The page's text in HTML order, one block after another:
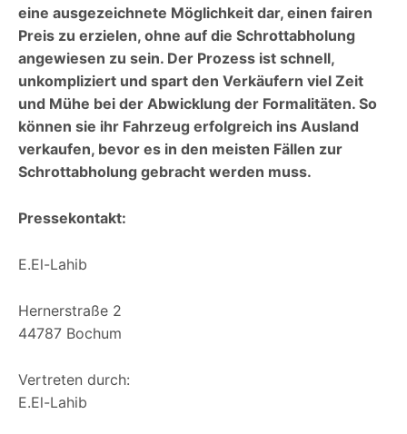
eine ausgezeichnete Möglichkeit dar, einen fairen
Preis zu erzielen, ohne auf die Schrottabholung
angewiesen zu sein. Der Prozess ist schnell,
unkompliziert und spart den Verkäufern viel Zeit
und Mühe bei der Abwicklung der Formalitäten. So
können sie ihr Fahrzeug erfolgreich ins Ausland
verkaufen, bevor es in den meisten Fällen zur
Schrottabholung gebracht werden muss.
Pressekontakt:
E.El-Lahib
Hernerstraße 2
44787 Bochum
Vertreten durch:
E.El-Lahib